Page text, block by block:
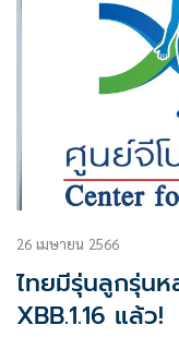
26 เมษายน 2566
ไทยมีรุ่นลูกรุ่น
XBB.1.16 แล้ว!